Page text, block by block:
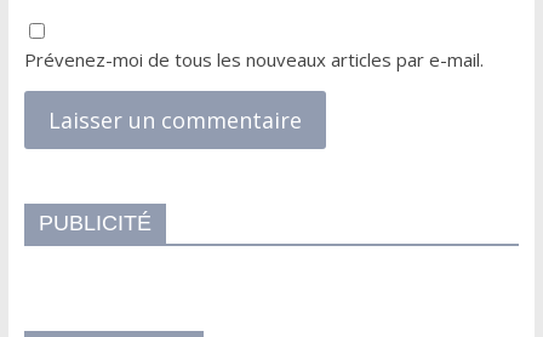
Prévenez-moi de tous les nouveaux articles par e-mail.
PUBLICITÉ